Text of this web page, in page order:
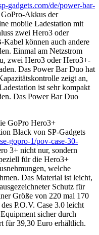
gadgets.com/de/power-bar-
GoPro-Akkus der
mobile Ladestation mit
zwei Hero3 oder
können auch andere
Einmal am Netzstrom
zwei Hero3 oder Hero3+-
Das Power Bar Duo hat
zeigt an,
ist sehr kompakt
Das Power Bar Duo
GoPro Hero3+
Black von SP-Gadgets
gopro-1/pov-case-30-
3+ nicht nur, sondern
für die Hero3+
welche
Das Material ist leicht,
Schutz für
Größe von 220 mal 170
P.O.V. Case 3.0 leicht
sicher durch
für 39,30 Euro erhältlich.